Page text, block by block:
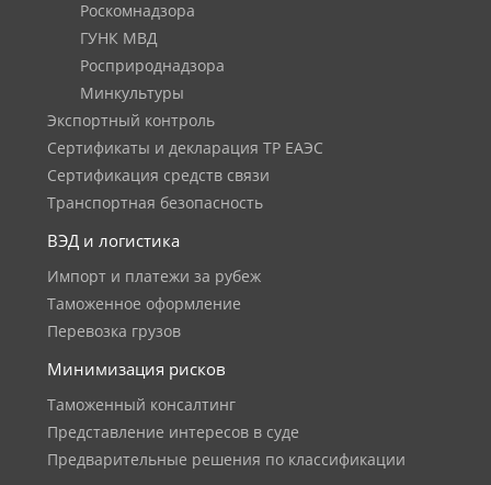
Роскомнадзора
ГУНК МВД
Росприроднадзора
Минкультуры
Экспортный контроль
Сертификаты и декларация ТР ЕАЭС
Сертификация средств связи
Транспортная безопасность
ВЭД и логистика
Импорт и платежи за рубеж
Таможенное оформление
Перевозка грузов
Минимизация рисков
Таможенный консалтинг
Представление интересов в суде
Предварительные решения по классификации